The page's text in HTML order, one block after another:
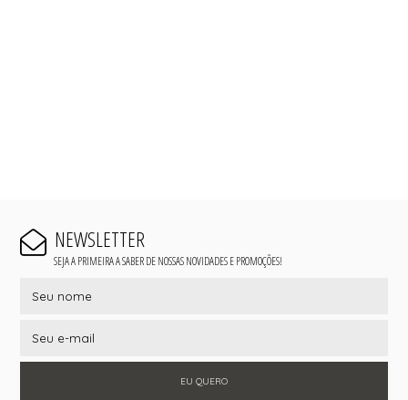
NEWSLETTER
SEJA A PRIMEIRA A SABER DE NOSSAS NOVIDADES E PROMOÇÕES!
EU QUERO